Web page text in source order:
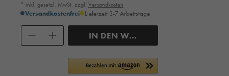
* inkl. gesetzl. MwSt. zzgl. Versandkosten
Versandkostenfrei Lieferzeit 3-7 Arbeitstage
IN DEN WARENKORB